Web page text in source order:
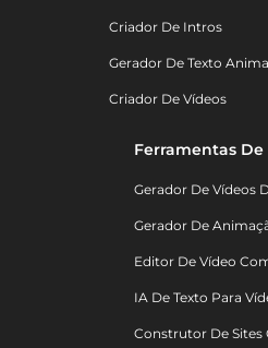
Criador De Intros
Gerador De Texto
Criador De Vídeos
Ferramentas De
Gerador De Vídeos
Gerador De
Editor De Vídeo
IA De Texto Para
Construtor De Sites